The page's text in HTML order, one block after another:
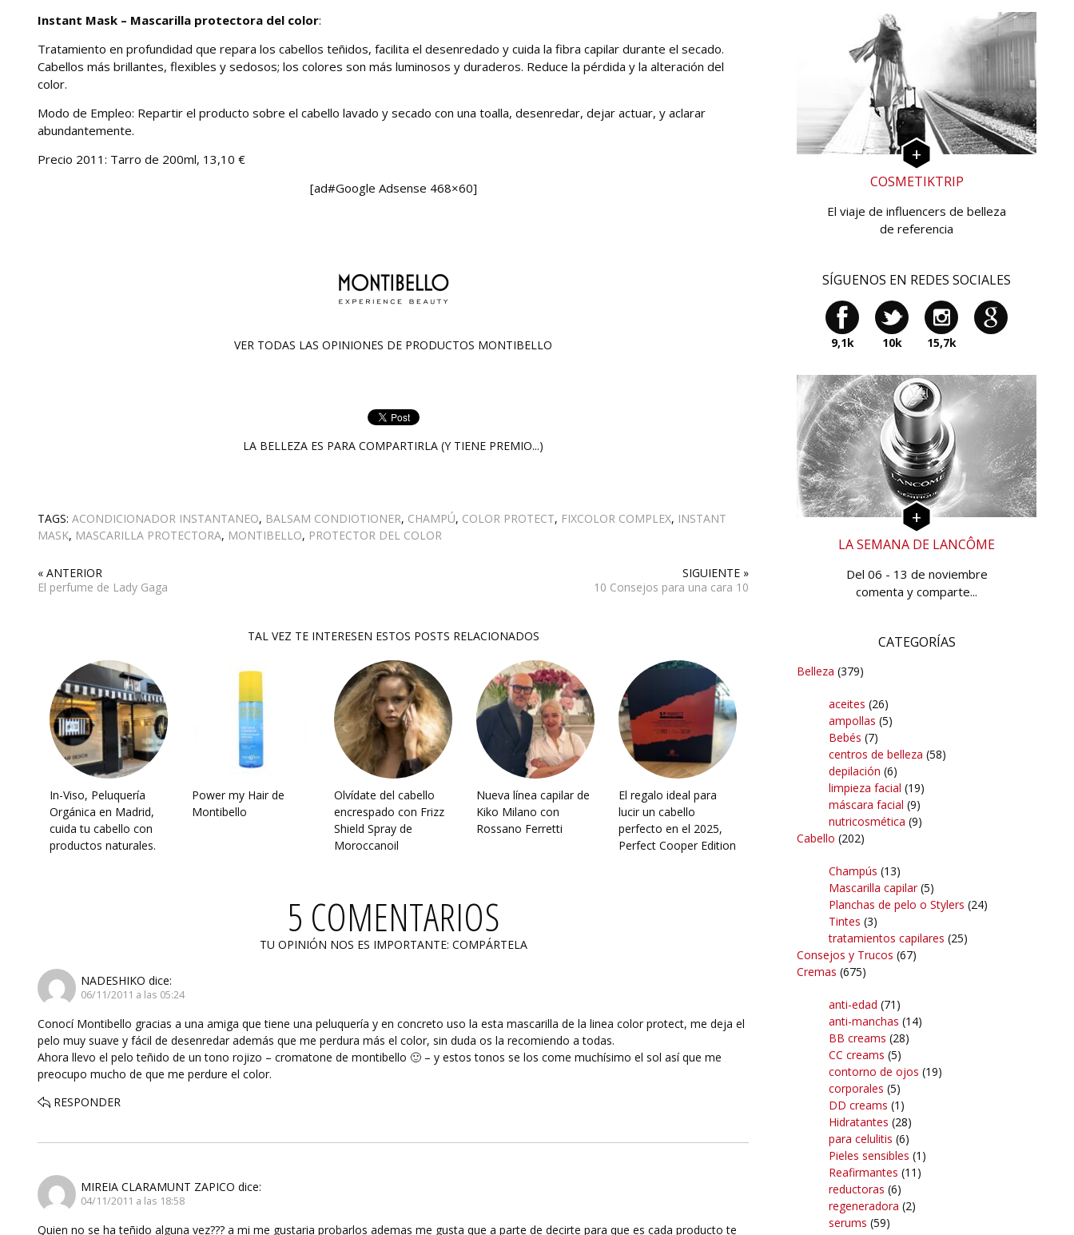
Instant Mask – Mascarilla protectora del color:
Tratamiento en profundidad que repara los cabellos teñidos, facilita el desenredado y cuida la fibra capilar durante el secado.
Cabellos más brillantes, flexibles y sedosos; los colores son más luminosos y duraderos. Reduce la pérdida y la alteración del
color.
Modo de Empleo: Repartir el producto sobre el cabello lavado y secado con una toalla, desenredar, dejar actuar, y aclarar
abundantemente.
Precio 2011: Tarro de 200ml, 13,10 €
[ad#Google Adsense 468×60]
VER TODAS LAS OPINIONES DE PRODUCTOS MONTIBELLO
LA BELLEZA ES PARA COMPARTIRLA (Y TIENE PREMIO...)
TAGS: ACONDICIONADOR INSTANTANEO, BALSAM CONDIOTIONER, CHAMPÚ, COLOR PROTECT, FIXCOLOR COMPLEX, INSTANT
MASK, MASCARILLA PROTECTORA, MONTIBELLO, PROTECTOR DEL COLOR
« ANTERIOR
El perfume de Lady Gaga
SIGUIENTE »
10 Consejos para una cara 10
TAL VEZ TE INTERESEN ESTOS POSTS RELACIONADOS
In-Viso, Peluquería
Orgánica en Madrid,
cuida tu cabello con
productos naturales.
Power my Hair de
Montibello
Olvídate del cabello
encrespado con Frizz
Shield Spray de
Moroccanoil
Nueva línea capilar de
Kiko Milano con
Rossano Ferretti
El regalo ideal para
lucir un cabello
perfecto en el 2025,
Perfect Cooper Edition
5 COMENTARIOS
TU OPINIÓN NOS ES IMPORTANTE: COMPÁRTELA
NADESHIKO dice:
06/11/2011 a las 05:24
Conocí Montibello gracias a una amiga que tiene una peluquería y en concreto uso la esta mascarilla de la linea color protect, me deja el
pelo muy suave y fácil de desenredar además que me perdura más el color, sin duda os la recomiendo a todas.
Ahora llevo el pelo teñido de un tono rojizo – cromatone de montibello 🙂 – y estos tonos se los come muchísimo el sol así que me
preocupo mucho de que me perdure el color.
RESPONDER
MIREIA CLARAMUNT ZAPICO dice:
04/11/2011 a las 18:58
Quien no se ha teñido alguna vez??? a mi me gustaria probarlos ademas me gusta que a parte de decirte para que es cada producto te
COSMETIKTRIP
El viaje de influencers de belleza
de referencia
SÍGUENOS EN REDES SOCIALES
9,1k 10k 15,7k
LA SEMANA DE LANCÔME
Del 06 - 13 de noviembre
comenta y comparte...
CATEGORÍAS
Belleza (379)
aceites (26)
ampollas (5)
Bebés (7)
centros de belleza (58)
depilación (6)
limpieza facial (19)
máscara facial (9)
nutricosmética (9)
Cabello (202)
Champús (13)
Mascarilla capilar(5)
Planchas de pelo o Stylers (24)
Tintes (3)
tratamientos capilares (25)
Consejos y Trucos (67)
Cremas (675)
anti-edad (71)
anti-manchas (14)
BB creams (28)
CC creams (5)
contorno de ojos (19)
corporales (5)
DD creams (1)
Hidratantes (28)
para celulitis (6)
Pieles sensibles (1)
Reafirmantes (11)
reductoras (6)
regeneradora (2)
serums (59)